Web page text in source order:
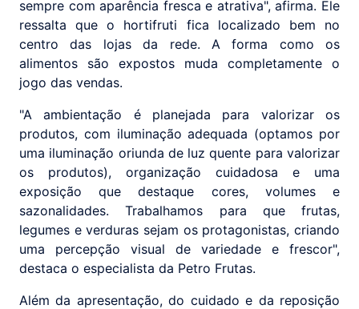
sempre com aparência fresca e atrativa", afirma. Ele
ressalta que o hortifruti fica localizado bem no
centro das lojas da rede. A forma como os
alimentos são expostos muda completamente o
jogo das vendas.
"A ambientação é planejada para valorizar os
produtos, com iluminação adequada (optamos por
uma iluminação oriunda de luz quente para valorizar
os produtos), organização cuidadosa e uma
exposição que destaque cores, volumes e
sazonalidades. Trabalhamos para que frutas,
legumes e verduras sejam os protagonistas, criando
uma percepção visual de variedade e frescor",
destaca o especialista da Petro Frutas.
Além da apresentação, do cuidado e da reposição